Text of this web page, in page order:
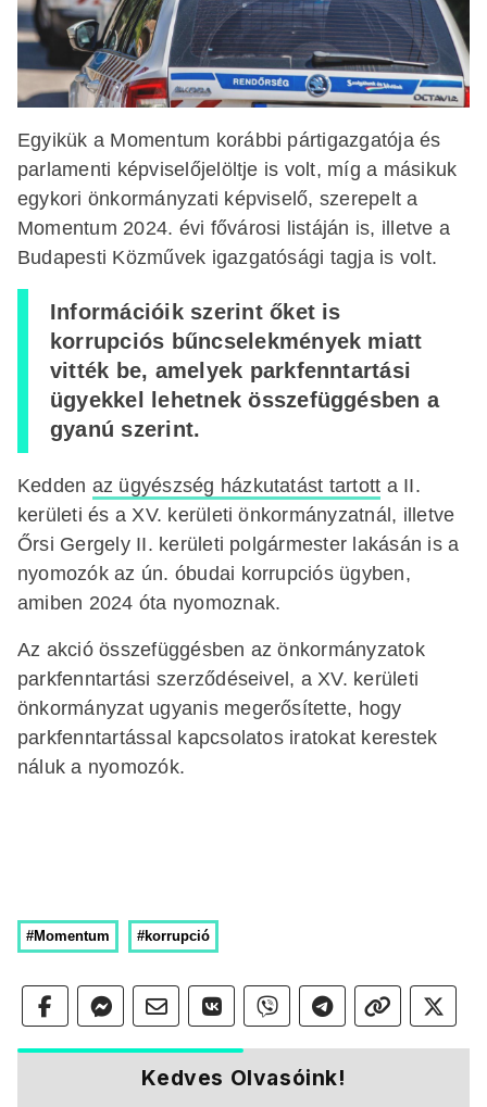
Egyikük a Momentum korábbi pártigazgatója és
parlamenti képviselőjelöltje is volt, míg a másikuk
egykori önkormányzati képviselő, szerepelt a
Momentum 2024. évi fővárosi listáján is, illetve a
Budapesti Közművek igazgatósági tagja is volt.
Információik szerint őket is
korrupciós bűncselekmények miatt
vitték be, amelyek parkfenntartási
ügyekkel lehetnek összefüggésben a
gyanú szerint.
Kedden az ügyészség házkutatást tartott a II.
kerületi és a XV. kerületi önkormányzatnál, illetve
Őrsi Gergely II. kerületi polgármester lakásán is a
nyomozók az ún. óbudai korrupciós ügyben,
amiben 2024 óta nyomoznak.
Az akció összefüggésben az önkormányzatok
parkfenntartási szerződéseivel, a XV. kerületi
önkormányzat ugyanis megerősítette, hogy
parkfenntartással kapcsolatos iratokat kerestek
náluk a nyomozók.
#Momentum #korrupció
Kedves Olvasóink!